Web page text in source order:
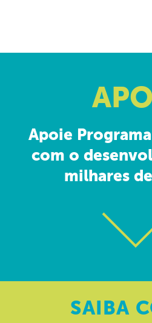
Apoie
com o
milhares
SAIBA